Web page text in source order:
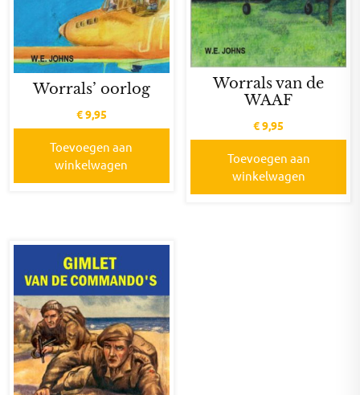
Worrals’ oorlog
€9,95
Toevoegen aan
winkelwagen
Worrals van de
WAAF
€9,95
Toevoegen aan
winkelwagen